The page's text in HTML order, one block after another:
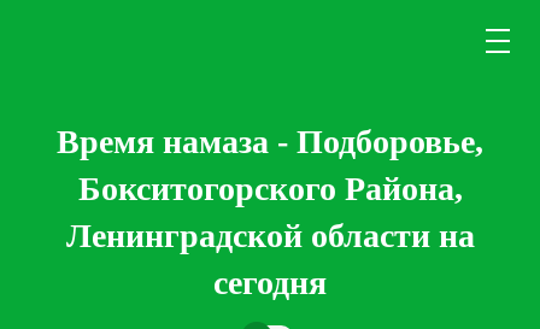
Время намаза - Подборовье,
Бокситогорского Района,
Ленинградской области на
сегодня